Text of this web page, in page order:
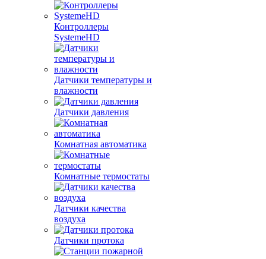
Контроллеры
SystemeHD
Датчики температуры и
влажности
Датчики давления
Комнатная автоматика
Комнатные термостаты
Датчики качества
воздуха
Датчики протока